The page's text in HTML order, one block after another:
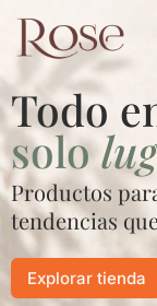
contenido
Todo
solo
Productos
tendencias
Explorar tienda